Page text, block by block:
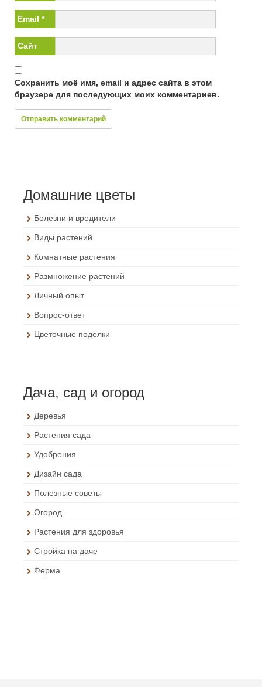
Email *
Сайт
Сохранить моё имя, email и адрес сайта в этом
браузере для последующих моих комментариев.
Домашние цветы
Болезни и вредители
Виды растений
Комнатные растения
Размножение растений
Личный опыт
Вопрос-ответ
Цветочные поделки
Дача, сад и огород
Деревья
Растения сада
Удобрения
Дизайн сада
Полезные советы
Огород
Растения для здоровья
Стройка на даче
Ферма